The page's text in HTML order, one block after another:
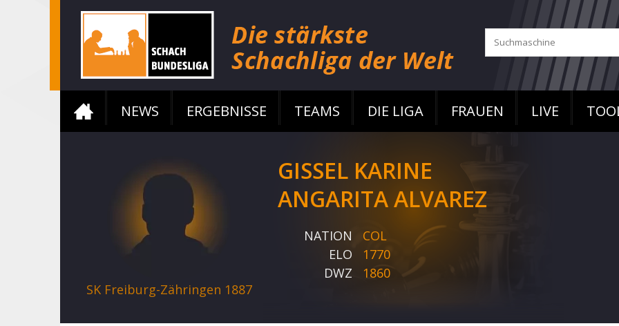
NEWS ERGEBNISSE TEAMS DIE LIGA FRAUEN LIVE
SK Freiburg-Zähringen 1887
GISSEL KARINE
ANGARITA ALVAREZ
NATION
COL
ELO
1770
DWZ
1860